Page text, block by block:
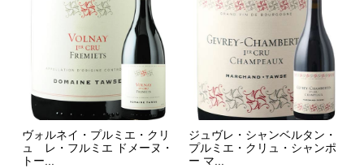
ヴォルネイ・プルミエ・クリ
ュ レ・フルミエ ドメーヌ・
トー...
ジュヴレ・シャンベルタン・
プルミエ・クリュ・シャンポ
ー マ...